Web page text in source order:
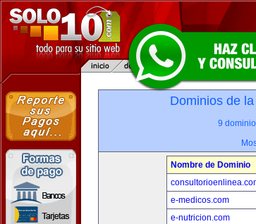
Dominios de
9
Nombre de Dominio
e-medicos.com
e-nutricion.com